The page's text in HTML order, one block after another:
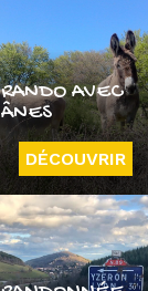
RANDO AVEC
ÂNES
DÉCOUVRIR